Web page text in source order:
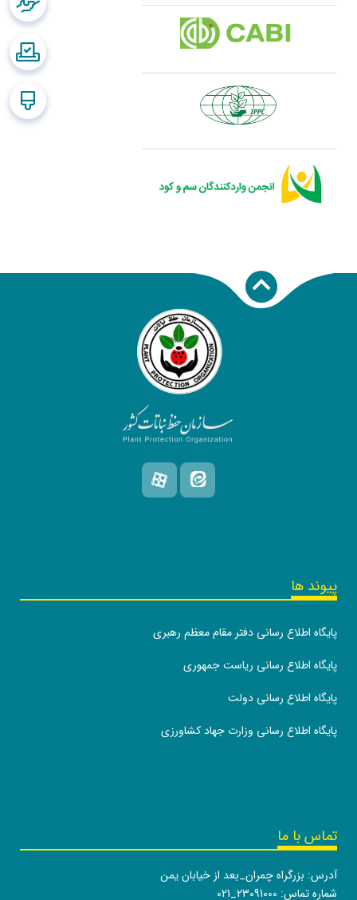
پیوند ها
پایگاه اطلاع رسانی دفتر مقام معظم رهبری
پایگاه اطلاع رسانی ریاست جمهوری
پایگاه اطلاع رسانی دولت
پایگاه اطلاع رسانی وزارت جهاد کشاورزی
تماس با ما
آدرس: بزرگراه چمران_بعد از خیابان یمن
شماره تماس: 021_23091000